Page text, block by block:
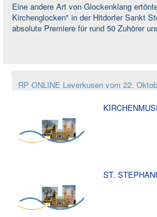
Termine & Infos
Eine andere Art von Glockenklang
Kirchenglocken" in der Hitdorfer Sankt
absolute Premiere für rund 50 Zuhörer
RP ONLINE Leverkusen vom 22.
ST.